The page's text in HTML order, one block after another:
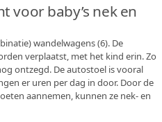
voor baby’s nek en
wandelwagens (6). De
verplaatst, met het kind erin. Zo
ontzegd. De autostoel is vooral
er uren per dag in door. Door de
aannemen, kunnen ze nek- en